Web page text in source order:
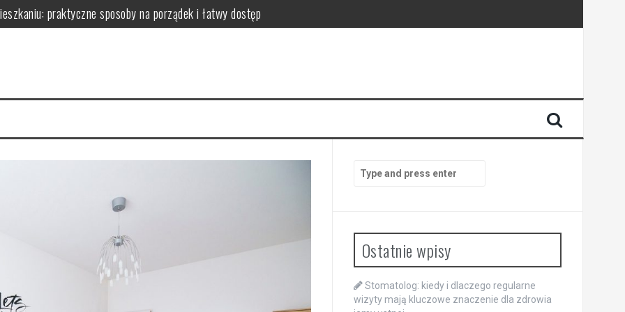
praktyczne sposoby na porządek i łatwy dostęp
wybrać i zamontować funkcjonalną przegrodę ze szkła hartowanego
dodają przestrzeni, a kiedy mogą przeszkadzać?
– praktyczne porady wyboru, montażu i aranżacji przestrzeni
for:
Ostatnie wpisy
Stomatolog: kiedy i dlaczego regularne
wizyty mają kluczowe znaczenie dla zdrowia